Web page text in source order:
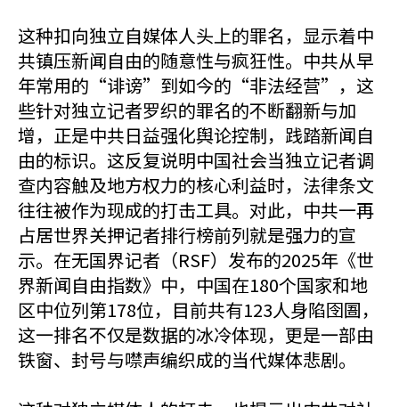
这种扣向独立自媒体人头上的罪名，显示着中
共镇压新闻自由的随意性与疯狂性。中共从早
年常用的“诽谤”到如今的“非法经营”，这
些针对独立记者罗织的罪名的不断翻新与加
增，正是中共日益强化舆论控制，践踏新闻自
由的标识。这反复说明中国社会当独立记者调
查内容触及地方权力的核心利益时，法律条文
往往被作为现成的打击工具。对此，中共一再
占居世界关押记者排行榜前列就是强力的宣
示。在无国界记者（RSF）发布的2025年《世
界新闻自由指数》中，中国在180个国家和地
区中位列第178位，目前共有123人身陷囹圄，
这一排名不仅是数据的冰冷体现，更是一部由
铁窗、封号与噤声编织成的当代媒体悲剧。